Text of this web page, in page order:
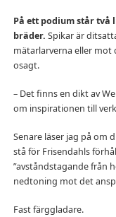
På ett podium står två
bräder. Spikar är
mätarlarverna eller mot
osagt.
– Det finns en dikt av
om inspirationen till
Senare läser jag på om
stå för Frisendahls
”avståndstagande från
nedtoning mot det
Fast färggladare.